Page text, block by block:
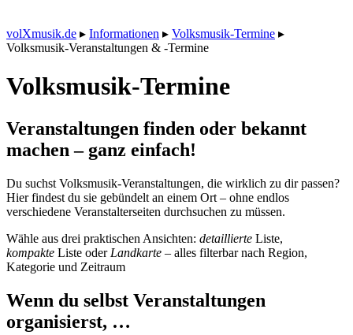
volXmusik.de ▸ Informationen ▸ Volksmusik-Termine ▸
Volksmusik-Veranstaltungen & -Termine
Volksmusik-Termine
Veranstaltungen finden oder bekannt
machen – ganz einfach!
Du suchst Volksmusik-Veranstaltungen, die wirklich zu dir passen?
Hier findest du sie gebündelt an einem Ort – ohne endlos
verschiedene Veranstalterseiten durchsuchen zu müssen.
Wähle aus drei praktischen Ansichten: detaillierte Liste,
kompakte Liste oder Landkarte – alles filterbar nach Region,
Kategorie und Zeitraum
Wenn du selbst Veranstaltungen
organisierst, …